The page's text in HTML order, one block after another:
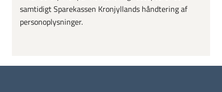
samtidigt Sparekassen Kronjyllands håndtering af
personoplysninger.